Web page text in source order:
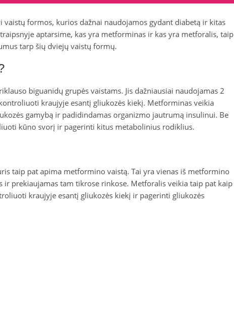
formos, kurios dažnai naudojamos gydant diabetą ir kitas
aptarsime, kas yra metforminas ir kas yra metforalis, taip
tarp šių dviejų vaistų formų.
biguanidų grupės vaistams. Jis dažniausiai naudojamas 2
kraujyje esantį gliukozės kiekį. Metforminas veikia
gamybą ir padidindamas organizmo jautrumą insulinui. Be
kūno svorį ir pagerinti kitus metabolinius rodiklius.
taip pat apima metformino vaistą. Tai yra vienas iš metformino
ir prekiaujamas tam tikrose rinkose. Metforalis veikia taip pat kaip
kraujyje esantį gliukozės kiekį ir pagerinti gliukozės